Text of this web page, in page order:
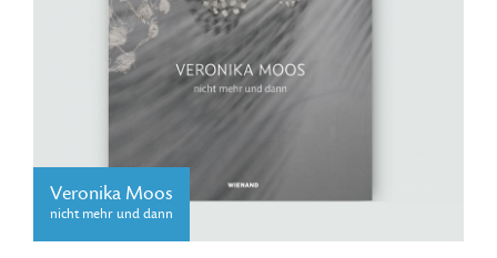
Veronika Moos
nicht mehr und dann